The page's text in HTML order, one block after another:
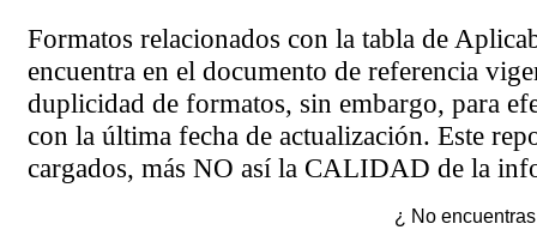
Formatos relacionados con la tabla de
encuentra en el documento de referencia
duplicidad de formatos, sin embargo, para
con la última fecha de actualización. Este
cargados, más NO así la CALIDAD de la
¿ No